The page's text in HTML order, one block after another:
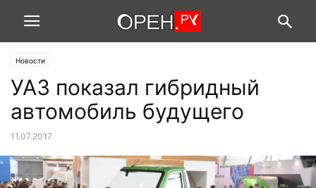
Новости
УАЗ показал гибридный
автомобиль будущего
11.07.2017